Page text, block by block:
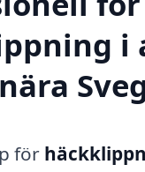
i
för